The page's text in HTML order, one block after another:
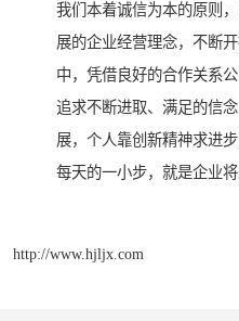
我们本着诚信为本的原则
展的企业经营理念，不断
中，凭借良好的合作关系
追求不断进取、满足的信
展，个人靠创新精神求进
每天的一小步，就是企业将
http://www.hjljx.com